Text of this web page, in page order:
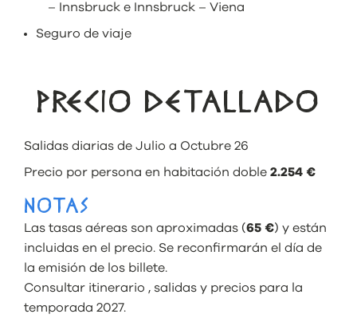
– Innsbruck e Innsbruck – Viena
Seguro de viaje
PRECIO DETALLADO
Salidas diarias de Julio a Octubre 26
Precio por persona en habitación doble 2.254 €
NOTAS
Las tasas aéreas son aproximadas (65 €) y están
incluidas en el precio. Se reconfirmarán el día de
la emisión de los billete.
Consultar itinerario , salidas y precios para la
temporada 2027.